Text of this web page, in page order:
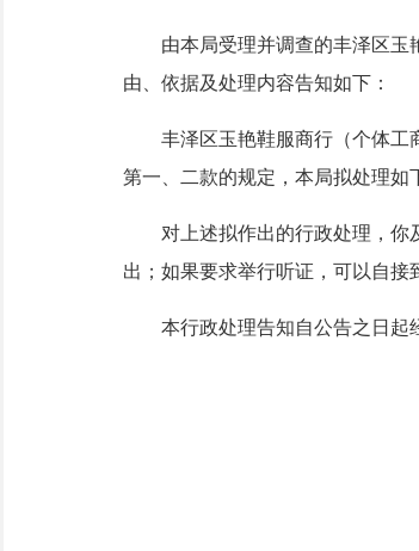
由本局受理并调查的丰泽区玉艳
由、依据及处理内容告知如下：
丰泽区玉艳鞋服商行（个体工商
第一、二款的规定，本局拟处理如
对上述拟作出的行政处理，你及
出；如果要求举行听证，可以自接
本行政处理告知自公告之日起经